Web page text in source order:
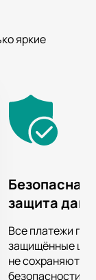
яркие
Безопасная
защита
Все платежи
защищённые
не сохраняются
безопасности.